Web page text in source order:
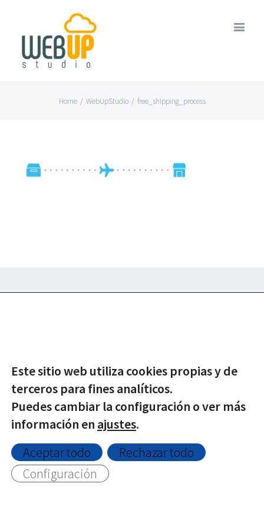
Home / WebUpStudio / free_shipping_process
© Copyright -2026 | Todos los derechos reservados |
Twitter Facebook
Este sitio web utiliza cookies propias y de
terceros para fines analíticos.
Puedes cambiar la configuración o ver más
información en ajustes.
Aceptar todo
Rechazar todo
Configuración